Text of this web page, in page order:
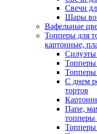
Свечи
Шары
Вафельные
Топперы для
картонные,
Силуэты
Топперы
Топперы
С днем
тортов
Папе,
топперы
Топперы